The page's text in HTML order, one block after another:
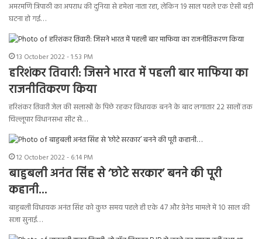
अमरमणि त्रिपाठी का अपराध की दुनिया से हमेशा नाता रहा, लेकिन 19 साल पहले एक ऐसी बड़ी
घटना हो गई…
13 October 2022 - 1:53 PM
हरिशंकर तिवारी: जिसने भारत में पहली बार माफिया का
राजनीतिकरण किया
हरिशंकर तिवारी जेल की सलाखों के पिछे रहकर विधायक बनने के बाद लगातार 22 सालों तक
चिल्लूपार विधानसभा सीट से…
12 October 2022 - 6:14 PM
बाहुबली अनंत सिंह से ‘छोटे सरकार’ बनने की पूरी
कहानी…
बाहुबली विधायक अनंत सिंह को कुछ समय पहले ही एके 47 और ग्रेनेड मामले में 10 साल की
सजा सुनाई…